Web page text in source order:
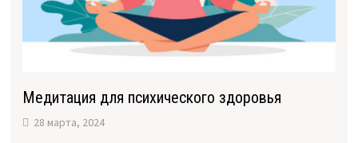
Медитация для психического здоровья
28 марта, 2024